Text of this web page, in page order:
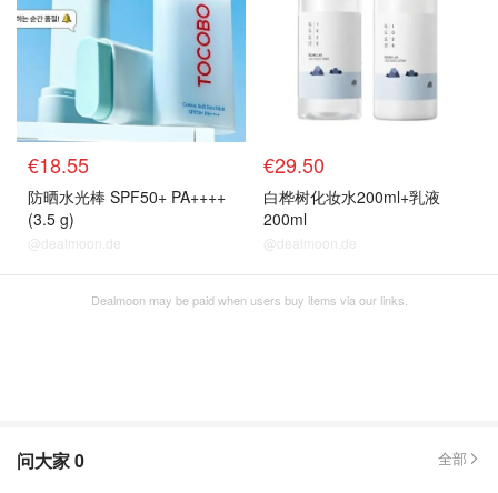
€18.55
防晒水光棒 SPF50+ PA++++
(3.5 g)
@dealmoon.de
€29.50
白桦树化妆水200ml+乳液
200ml
@dealmoon.de
Dealmoon may be paid when users buy items via our links.
问大家0 全部